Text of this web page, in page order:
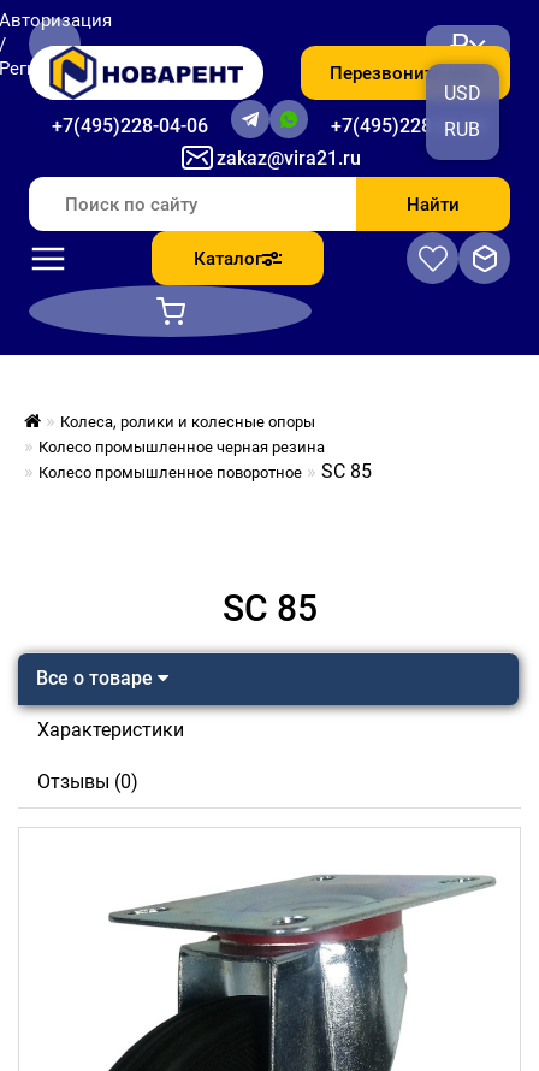
zakaz@vira21.ru
+7(495)228-04-06 +7(495)228-06-56
Перезвоните мне
₽
USD
RUB
Найти
Каталог
Колеса, ролики и колесные опоры
Колесо промышленное черная резина
Колесо промышленное поворотное
SC 85
SC 85
Все о товаре
Характеристики
Отзывы (0)